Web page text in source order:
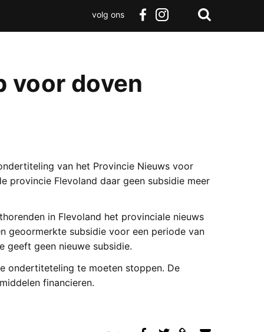
volg ons
voor doven
van het Provincie Nieuws voor
provincie Flevoland daar geen subsidie meer
in Flevoland het provinciale nieuws
geoormerkte subsidie voor een periode van
geeft geen nieuwe subsidie.
ondertiteteling te moeten stoppen. De
financieren.
Zoeken
Terug